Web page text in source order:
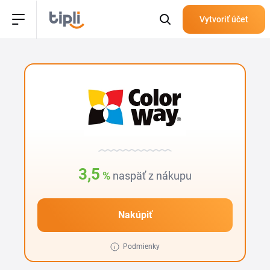
Vytvoriť účet
3,5 % naspäť z nákupu
Nakúpiť
Podmienky